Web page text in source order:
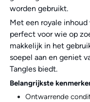
worden gebruikt.
Met een royale
perfect voor wie op
makkelijk in het
soepel aan en geniet
Tangles biedt.
Belangrijkste
Ontwarrende